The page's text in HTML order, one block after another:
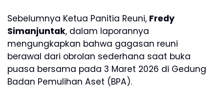
Sebelumnya Ketua Panitia Reuni, Fredy
Simanjuntak, dalam laporannya
mengungkapkan bahwa gagasan reuni
berawal dari obrolan sederhana saat buka
puasa bersama pada 3 Maret 2026 di Gedung
Badan Pemulihan Aset (BPA).